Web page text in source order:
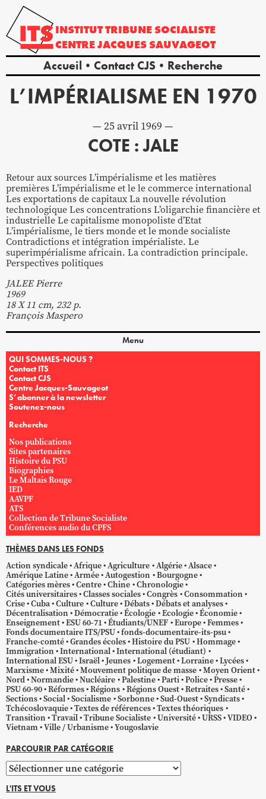
INSTITUTTRIBUNE SOCIALISTE
CENTREJACQUES SAUVAGEOT
Accueil Contact CJS Recherche
L’IMPÉRIALISME EN 1970
25 avril 1969
COTE : JALE
Retour aux sources L’impérialisme et les matières
premières L’impérialisme et le le commerce international
Les exportations de capitaux La nouvelle révolution
technologique Les concentrations L’oligarchie financière et
industrielle Le capitalisme monopoliste d’Etat
L’impérialisme, le tiers monde et le monde socialiste
Contradictions et intégration impérialiste. Le
superimpérialisme africain. La contradiction principale.
Perspectives politiques
JALEE Pierre
1969
18 X 11 cm, 232 p.
François Maspero
Menu
QUI SOMMES-NOUS ?
Contact ITS
Contact CJS
Centre Jacques-Sauvageot
S’abonner à la newsletter
Soutenez-nous
Recherche
Nos publications
Sites partenaires
Histoire du PSU
Biographies
Le Maltais Rouge
IED
AAVPF
ATS
Collection de Tribune Socialiste
Conférences audio du CPFS
THÈMES DANS LES FONDS
Action syndicale Afrique Agriculture Algérie Alsace
Amérique Latine Armée Autogestion
Bourgogne
Catégories mères Centre Chine Chronologie
Cités universitaires Classes sociales Congrès Consommation
Crise Cuba Culture Culture Débats Débats et analyses
Décentralisation Démocratie Écologie Ecologie Économie
Enseignement ESU 60-71 Étudiants/UNEF Europe Femmes
Fonds documentaire ITS/PSU fonds-documentaire-its-psu
Franche-comté Grandes écoles Histoire du PSU Hommage
Immigration International International (étudiant)
International ESU Israël Jeunes Logement Lorraine Lycées
Marxisme Mixité Mouvement politique de masse Moyen Orient
Nord Normandie Nucléaire Palestine Parti Police Presse
PSU 60-90 Réformes Régions Régions Ouest Retraites Santé
Sections Social Socialisme Sorbonne Sud-Ouest Syndicats
Tchécoslovaquie Textes de références Textes théoriques
Transition Travail Tribune Socialiste Université URSS VIDEO
Vietnam Ville / Urbanisme Yougoslavie
PARCOURIR PAR CATÉGORIE
Parcourir
par
catégorie
L'ITS ET VOUS